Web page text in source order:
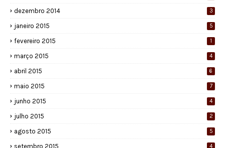
dezembro 2014 3
janeiro 2015 5
fevereiro 2015 1
março 2015 4
abril 2015 6
maio 2015 7
junho 2015 4
julho 2015 2
agosto 2015 5
setembro 2015 4